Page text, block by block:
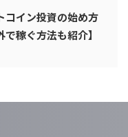
コイン投資の始め方
稼ぐ方法も紹介】